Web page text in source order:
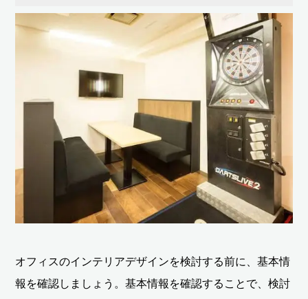
オフィスのインテリアデザインを検討する前に、基本情
報を確認しましょう。基本情報を確認することで、検討